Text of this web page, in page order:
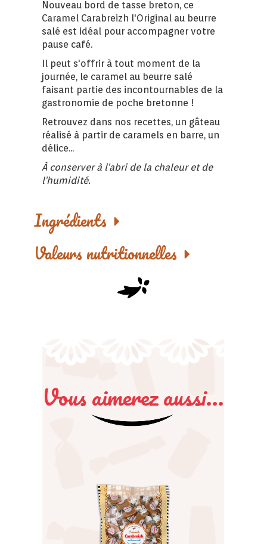
Nouveau bord de tasse breton, ce
Caramel Carabreizh l'Original au beurre
salé est idéal pour accompagner votre
pause café.
Il peut s'offrir à tout moment de la
journée, le caramel au beurre salé
faisant partie des incontournables de la
gastronomie de poche bretonne !
Retrouvez dans nos recettes, un gâteau
réalisé à partir de caramels en barre, un
délice...
À conserver à l'abri de la chaleur et de
l'humidité.
Ingrédients
Valeurs nutritionnelles
Vous aimerez aussi...